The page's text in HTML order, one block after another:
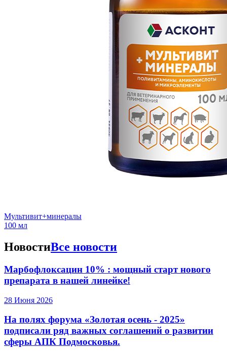
Мультивит+минералы
100 мл
НовостиВсе новости
Марбофлоксацин 10% : мощный старт нового
препарата в нашей линейке!
28 Июня 2026
На полях форума «Золотая осень - 2025»
подписали ряд важных соглашений о развитии
сферы АПК Подмосковья.